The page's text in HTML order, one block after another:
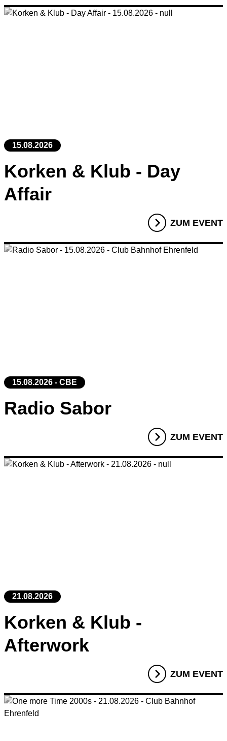
15.08.2026
Korken & Klub - Day
Affair
ZUM EVENT
15.08.2026 - CBE
Radio Sabor
ZUM EVENT
21.08.2026
Korken & Klub -
Afterwork
ZUM EVENT